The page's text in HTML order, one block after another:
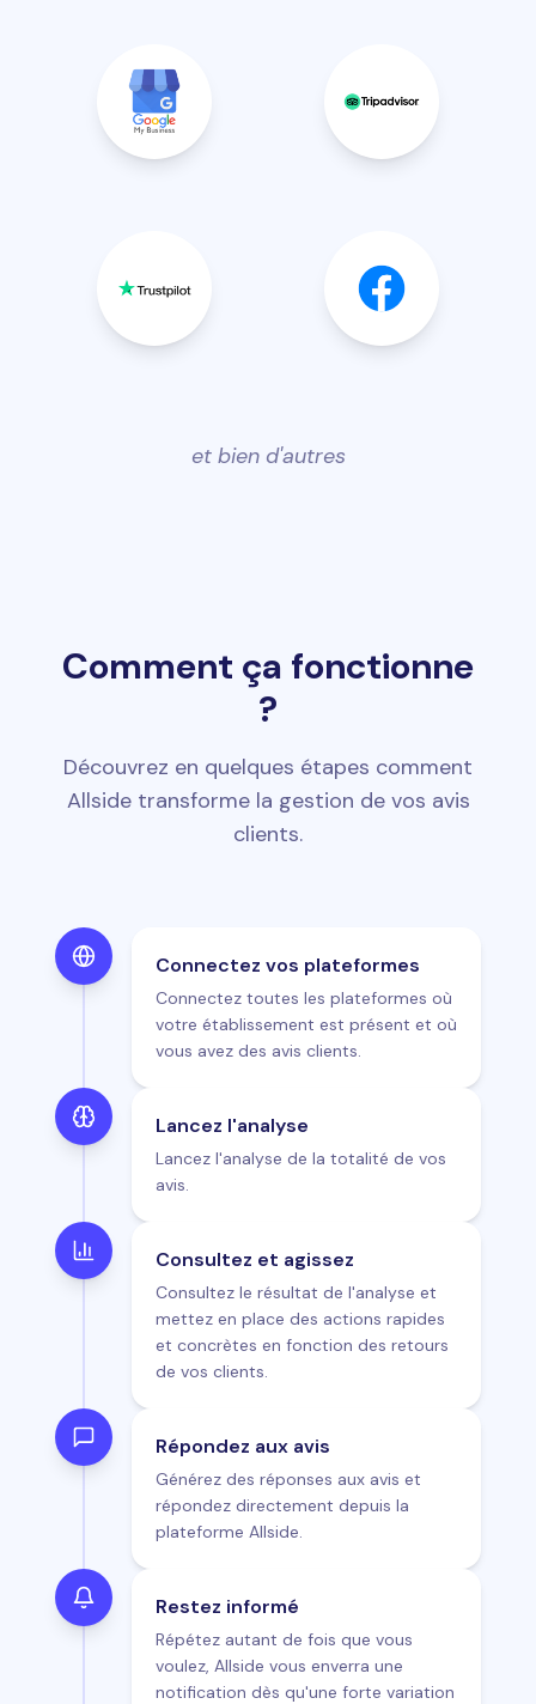
et bien d'autres
Comment ça fonctionne
?
Découvrez en quelques étapes comment
Allside transforme la gestion de vos avis
clients.
Connectez vos plateformes
Connectez toutes les plateformes où
votre établissement est présent et où
vous avez des avis clients.
Lancez l'analyse
Lancez l'analyse de la totalité de vos
avis.
Consultez et agissez
Consultez le résultat de l'analyse et
mettez en place des actions rapides
et concrètes en fonction des retours
de vos clients.
Répondez aux avis
Générez des réponses aux avis et
répondez directement depuis la
plateforme Allside.
Restez informé
Répétez autant de fois que vous
voulez, Allside vous enverra une
notification dès qu'une forte variation